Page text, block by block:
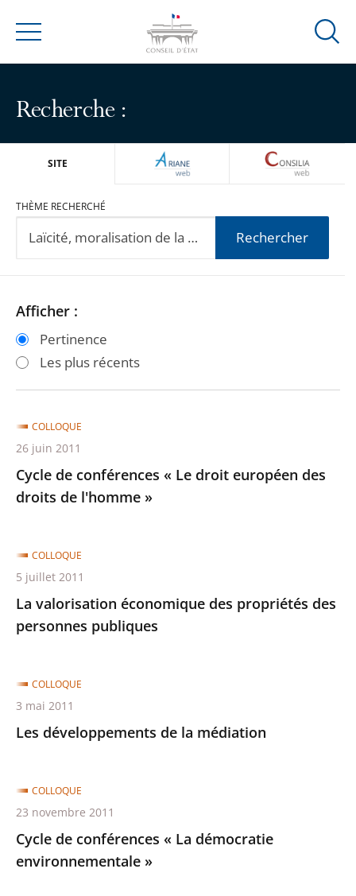
Menu
Ouvrir
Recherche :
SITE ARIANEWEB
THÈME RECHERCHÉ
Rechercher
Passer
les
filtres
après
Passer
les
filtres
avant
Afficher :
Pertinence
Les plus récents
Cycle de conférences « Le droit européen des
droits de l'homme »
COLLOQUE
26 juin 2011
La valorisation économique des propriétés des
personnes publiques
COLLOQUE
5 juillet 2011
Les développements de la médiation
COLLOQUE
3 mai 2011
Cycle de conférences « La démocratie
environnementale »
COLLOQUE
23 novembre 2011